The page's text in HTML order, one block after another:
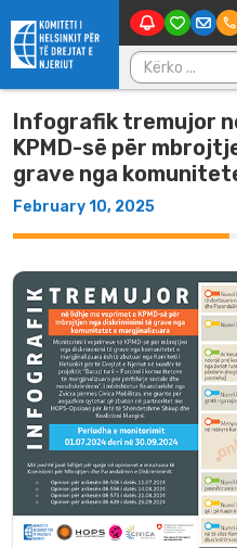
Skip to content
Kërko për:
Infografik tremujor
KPMD-së për
grave nga
February 10, 2025